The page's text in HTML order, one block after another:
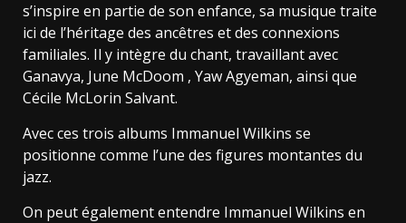
s’inspire en partie de son enfance, sa musique traite
ici de l’héritage des ancêtres et des connexions
familiales. Il y intègre du chant, travaillant avec
Ganavya, June McDoom , Yaw Agyeman, ainsi que
Cécile McLorin Salvant.
Avec ces trois albums Immanuel Wilkins se
positionne comme l’une des figures montantes du
jazz.
On peut également entendre Immanuel Wilkins en